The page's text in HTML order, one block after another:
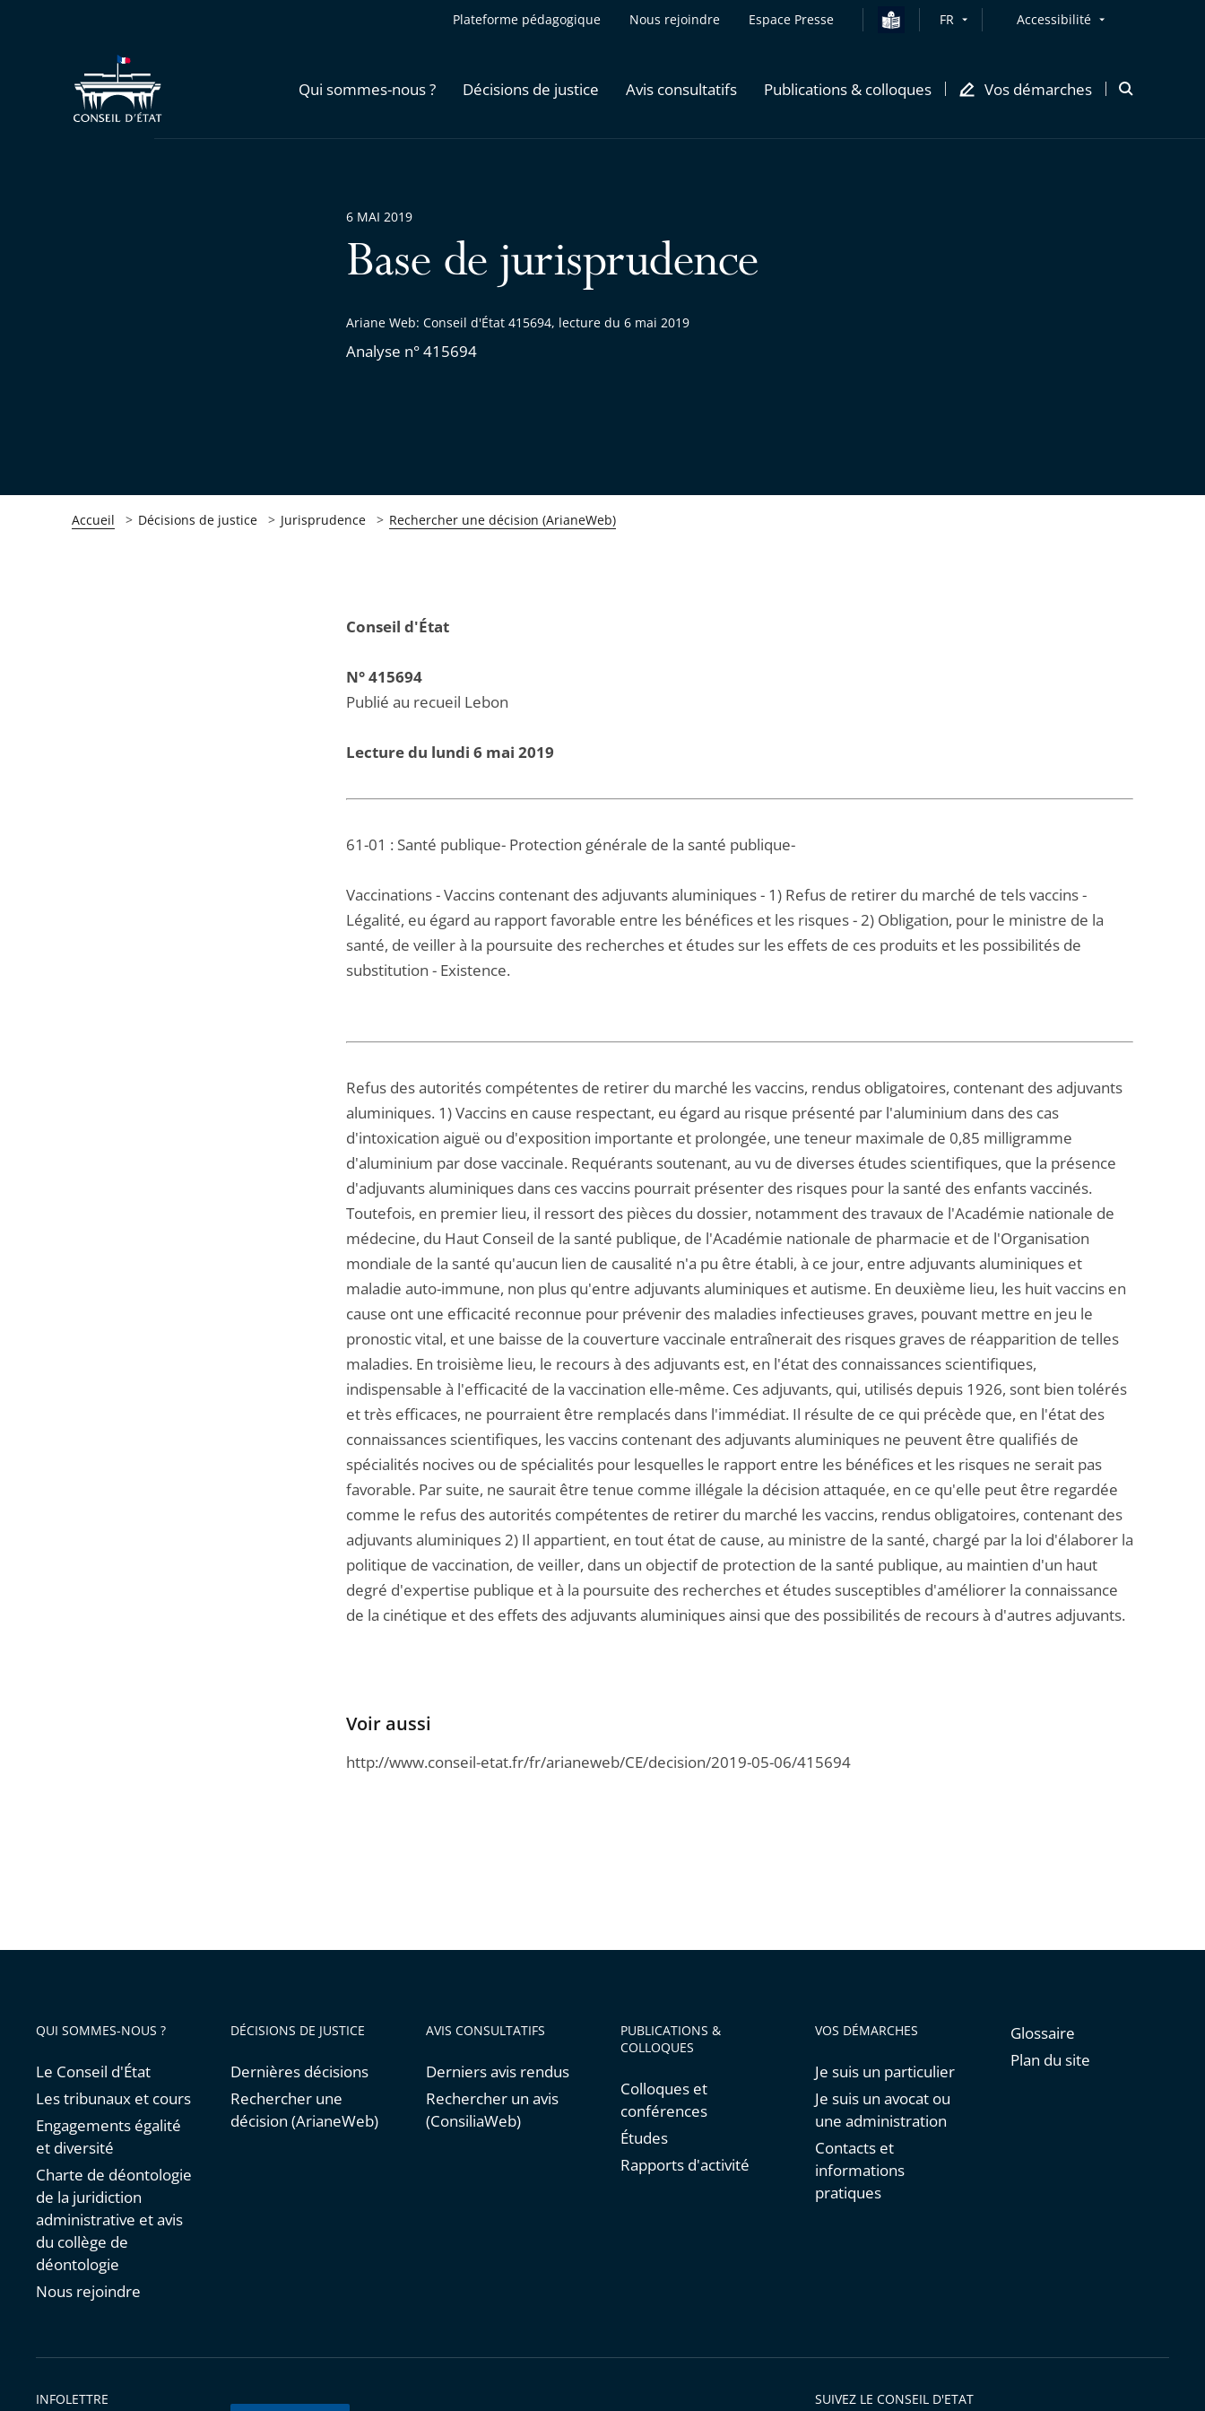
Plateforme pédagogique Nous rejoindre Espace Presse FR Accessibilité
Qui sommes-nous ? Décisions de justice Avis consultatifs Publications & colloques Vos démarches
Ouvrir
Base de jurisprudence
Ariane Web: Conseil d'État 415694, lecture du 6 mai 2019
Analyse n° 415694
6 MAI 2019
Accueil Décisions de justice Jurisprudence Rechercher une décision (ArianeWeb)
Conseil d'État
N° 415694
Publié au recueil Lebon
Lecture du lundi 6 mai 2019
61-01 : Santé publique- Protection générale de la santé publique-
Vaccinations - Vaccins contenant des adjuvants aluminiques - 1) Refus de retirer du marché de tels vaccins -
Légalité, eu égard au rapport favorable entre les bénéfices et les risques - 2) Obligation, pour le ministre de la
santé, de veiller à la poursuite des recherches et études sur les effets de ces produits et les possibilités de
substitution - Existence.
Refus des autorités compétentes de retirer du marché les vaccins, rendus obligatoires, contenant des adjuvants
aluminiques. 1) Vaccins en cause respectant, eu égard au risque présenté par l'aluminium dans des cas
d'intoxication aiguë ou d'exposition importante et prolongée, une teneur maximale de 0,85 milligramme
d'aluminium par dose vaccinale. Requérants soutenant, au vu de diverses études scientifiques, que la présence
d'adjuvants aluminiques dans ces vaccins pourrait présenter des risques pour la santé des enfants vaccinés.
Toutefois, en premier lieu, il ressort des pièces du dossier, notamment des travaux de l'Académie nationale de
médecine, du Haut Conseil de la santé publique, de l'Académie nationale de pharmacie et de l'Organisation
mondiale de la santé qu'aucun lien de causalité n'a pu être établi, à ce jour, entre adjuvants aluminiques et
maladie auto-immune, non plus qu'entre adjuvants aluminiques et autisme. En deuxième lieu, les huit vaccins en
cause ont une efficacité reconnue pour prévenir des maladies infectieuses graves, pouvant mettre en jeu le
pronostic vital, et une baisse de la couverture vaccinale entraînerait des risques graves de réapparition de telles
maladies. En troisième lieu, le recours à des adjuvants est, en l'état des connaissances scientifiques,
indispensable à l'efficacité de la vaccination elle-même. Ces adjuvants, qui, utilisés depuis 1926, sont bien tolérés
et très efficaces, ne pourraient être remplacés dans l'immédiat. Il résulte de ce qui précède que, en l'état des
connaissances scientifiques, les vaccins contenant des adjuvants aluminiques ne peuvent être qualifiés de
spécialités nocives ou de spécialités pour lesquelles le rapport entre les bénéfices et les risques ne serait pas
favorable. Par suite, ne saurait être tenue comme illégale la décision attaquée, en ce qu'elle peut être regardée
comme le refus des autorités compétentes de retirer du marché les vaccins, rendus obligatoires, contenant des
adjuvants aluminiques 2) Il appartient, en tout état de cause, au ministre de la santé, chargé par la loi d'élaborer la
politique de vaccination, de veiller, dans un objectif de protection de la santé publique, au maintien d'un haut
degré d'expertise publique et à la poursuite des recherches et études susceptibles d'améliorer la connaissance
de la cinétique et des effets des adjuvants aluminiques ainsi que des possibilités de recours à d'autres adjuvants.
Voir aussi
http://www.conseil-etat.fr/fr/arianeweb/CE/decision/2019-05-06/415694
QUI SOMMES-NOUS ?
Le Conseil d'État
Les tribunaux et cours
Engagements égalité
et diversité
Charte de déontologie
de la juridiction
administrative et avis
du collège de
déontologie
Nous rejoindre
DÉCISIONS DE JUSTICE
Dernières décisions
Rechercher une
décision (ArianeWeb)
AVIS CONSULTATIFS
Derniers avis rendus
Rechercher un avis
(ConsiliaWeb)
PUBLICATIONS &
COLLOQUES
Colloques et
conférences
Études
Rapports d'activité
VOS DÉMARCHES
Je suis un particulier
Je suis un avocat ou
une administration
Contacts et
informations
pratiques
Glossaire
Plan du site
INFOLETTRE SUIVEZ LE CONSEIL D'ETAT